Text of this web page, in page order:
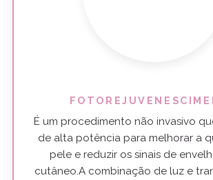
É um procedimento não invasivo
de alta potência para melhorar a
pele e reduzir os sinais de
cutâneo.A combinação de luz e